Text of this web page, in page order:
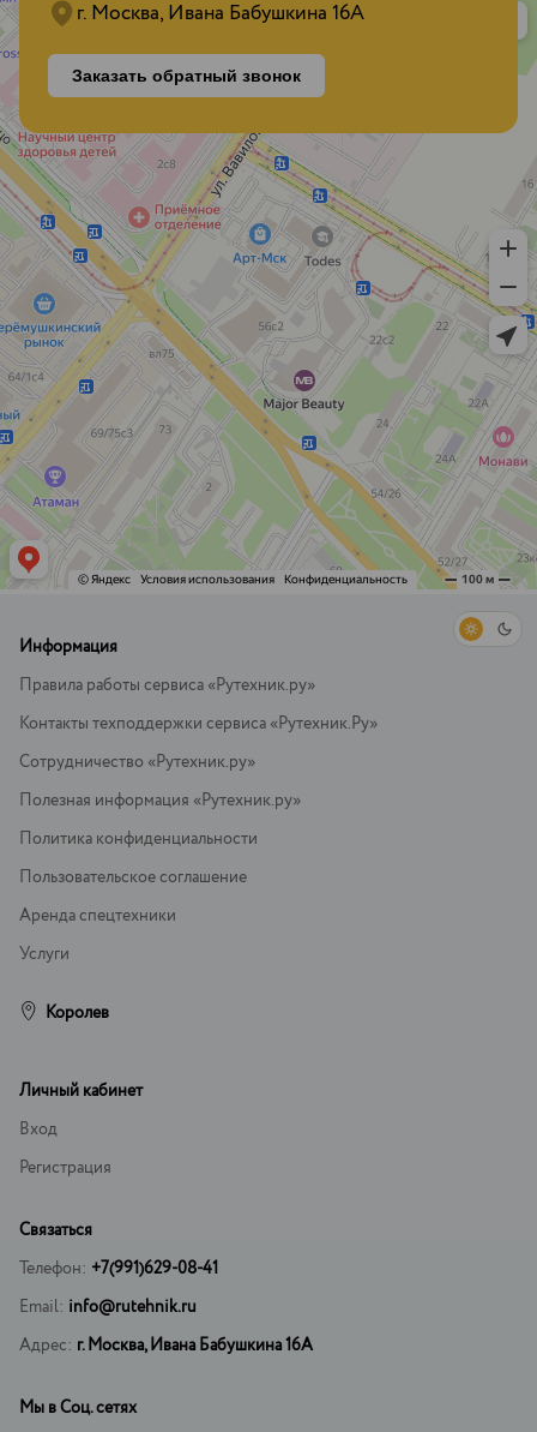
г. Москва, Ивана Бабушкина 16А
Заказать обратный звонок
Информация
Правила работы сервиса «Рутехник.ру»
Контакты техподдержки сервиса «Рутехник.Ру»
Сотрудничество «Рутехник.ру»
Полезная информация «Рутехник.ру»
Политика конфиденциальности
Пользовательское соглашение
Аренда спецтехники
Услуги
Королев
Личный кабинет
Вход
Регистрация
Связаться
Телефон: +7(991)629-08-41
Email: info@rutehnik.ru
Адрес: г. Москва, Ивана Бабушкина 16А
Мы в Соц. сетях